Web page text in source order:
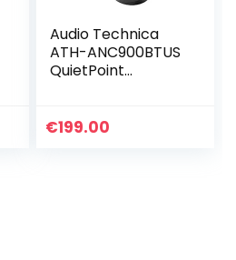
Audio Technica
ATH-ANC900BTUS
QuietPoint
Headphones
€199.00